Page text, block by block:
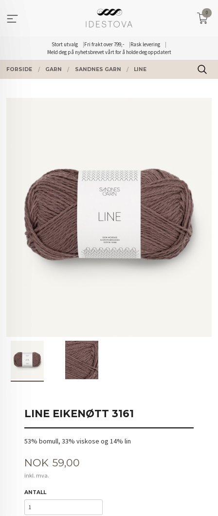
innholdet
Stort utvalg Fri frakt over 799,-
Rask levering
Meld deg på nyhetsbrevet vårt for å holde deg oppdatert
0
FORSIDE GARN SANDNES GARN LINE
LINE EIKENØTT 3161
53% bomull, 33% viskose og 14% lin
Pris
NOK 59,00
inkl. mva.
ANTALL